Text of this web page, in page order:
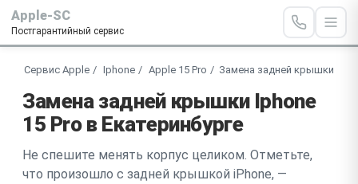
Apple-SC
Постгарантийный сервис
Сервис Apple Iphone Apple 15 Pro Замена задней крышки
Замена задней крышки Iphone
15 Pro в Екатеринбурге
Не спешите менять корпус целиком. Отметьте,
что произошло с задней крышкой iPhone, —